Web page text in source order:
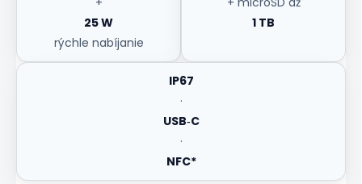
25 W
rýchle nabíjanie
1 TB
IP67
·
USB‑C
·
NFC*